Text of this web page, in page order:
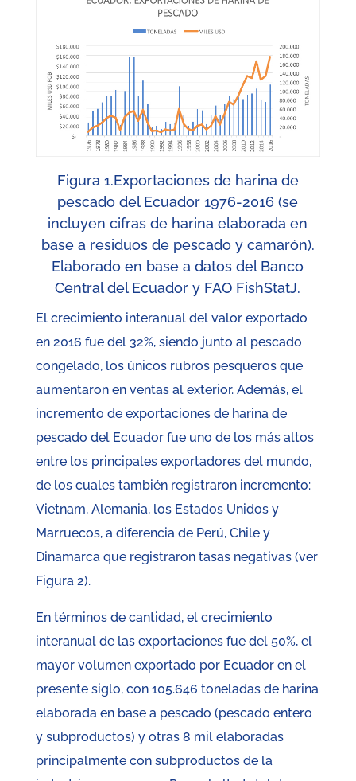
Figura 1.Exportaciones de harina de
pescado del Ecuador 1976-2016 (se
incluyen cifras de harina elaborada en
base a residuos de pescado y camarón).
Elaborado en base a datos del Banco
Central del Ecuador y FAO FishStatJ.
El crecimiento interanual del valor exportado
en 2016 fue del 32%, siendo junto al pescado
congelado, los únicos rubros pesqueros que
aumentaron en ventas al exterior. Además, el
incremento de exportaciones de harina de
pescado del Ecuador fue uno de los más altos
entre los principales exportadores del mundo,
de los cuales también registraron incremento:
Vietnam, Alemania, los Estados Unidos y
Marruecos, a diferencia de Perú, Chile y
Dinamarca que registraron tasas negativas (ver
Figura 2).
En términos de cantidad, el crecimiento
interanual de las exportaciones fue del 50%, el
mayor volumen exportado por Ecuador en el
presente siglo, con 105.646 toneladas de harina
elaborada en base a pescado (pescado entero
y subproductos) y otras 8 mil elaboradas
principalmente con subproductos de la